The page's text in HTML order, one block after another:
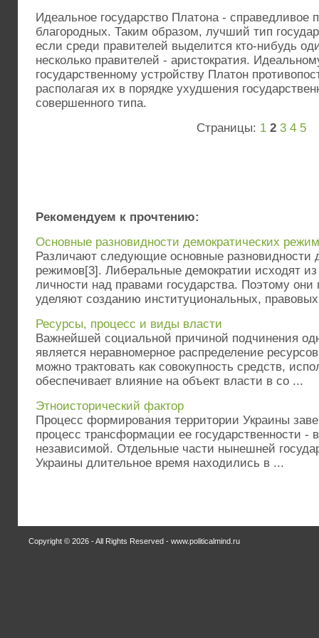
Идеальное государство Платона - справедливое
благородных. Таким образом, лучший тип
если среди правителей выделится кто-нибудь
несколько правителей - аристократия.
государственному устройству Платон
располагая их в порядке ухудшения
совершенного типа.
Страницы: 1 2 3 4 5
Рекомендуем к прочтению:
Основные разновидности демократических
Различают следующие основные разновидности
режимов[3]. Либеральные демократии исходят из
личности над правами государства. Поэтому они
уделяют созданию институциональных,
Ресурсы, процесс и виды власти
Важнейшей социальной причиной подчинения
является неравномерное распределение
можно трактовать как совокупность средств,
обеспечивает влияние на объект власти в со ...
Этноисторический фактор
Процесс формирования территории Украины
процесс трансформации ее государственности -
независимой. Отдельные части нынешней
Украины длительное время находились в ...
Copyright © 2026 - All Rights Reserved - www.politicalmind.ru